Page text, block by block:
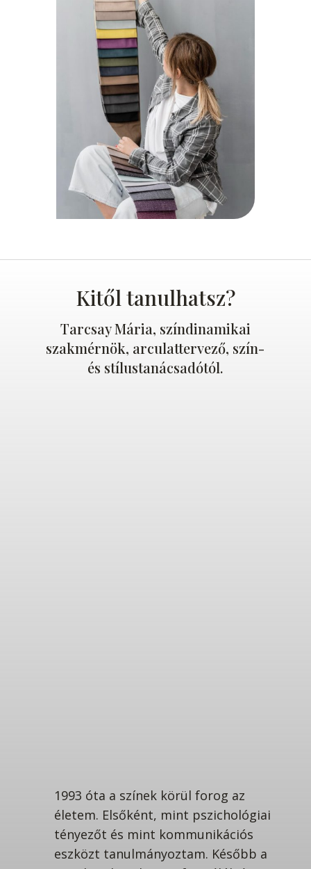
Kitől tanulhatsz?
Tarcsay Mária, színdinamikai
szakmérnök, arculattervező, szín-
és stílustanácsadótól.
1993 óta a színek körül forog az
életem. Elsőként, mint pszichológiai
tényezőt és mint kommunikációs
eszközt tanulmányoztam. Később a